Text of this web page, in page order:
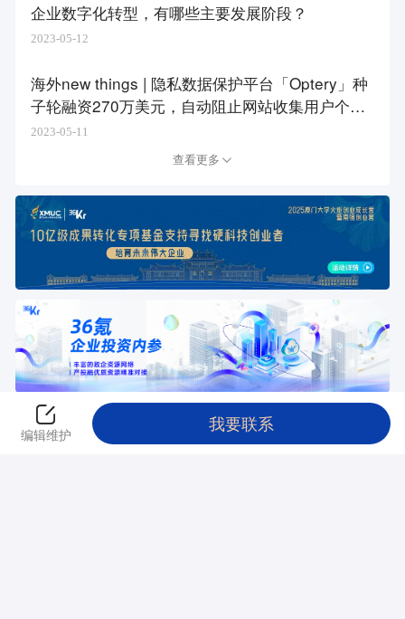
企业数字化转型，有哪些主要发展阶段？
2023-05-12
海外new things | 隐私数据保护平台「Optery」种
子轮融资270万美元，自动阻止网站收集用户个人
信息
2023-05-11
查看更多
返回创投平台
编辑维护
我要联系